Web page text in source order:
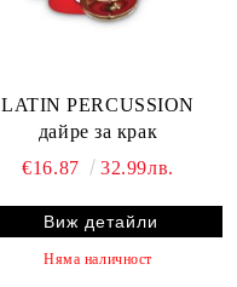
LATIN PERCUSSION
дайре за крак
€16.87
32.99лв.
Виж детайли
Няма наличност